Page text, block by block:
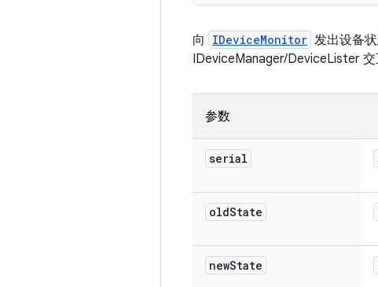
向 IDeviceMonitor 发出设备
IDeviceManager/DeviceLister 交
参数
serial
oldState
newState